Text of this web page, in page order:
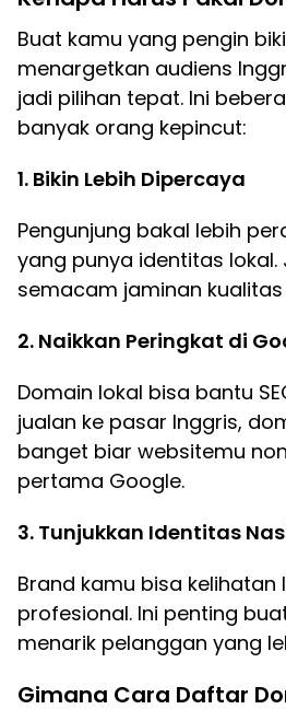
Buat kamu yang pengin
menargetkan audiens
jadi pilihan tepat. Ini
banyak orang kepincut:
1. Bikin Lebih Dipercaya
Pengunjung bakal lebih
yang punya identitas lokal.
semacam jaminan
2. Naikkan Peringkat di
Domain lokal bisa bantu
jualan ke pasar Inggris,
banget biar websitemu
pertama Google.
3. Tunjukkan Identitas
Brand kamu bisa kelihatan
profesional. Ini penting
menarik pelanggan yang
Gimana Cara Daftar